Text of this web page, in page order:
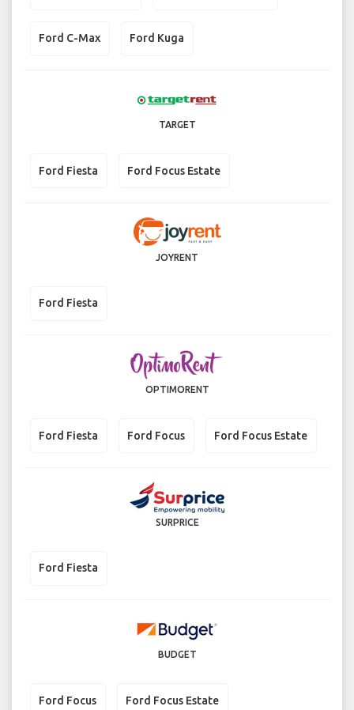
Ford C-Max Ford Kuga
TARGET
Ford Fiesta Ford Focus Estate
JOYRENT
Ford Fiesta
OPTIMORENT
Ford Fiesta Ford Focus Ford Focus Estate
SURPRICE
Ford Fiesta
BUDGET
Ford Focus Ford Focus Estate